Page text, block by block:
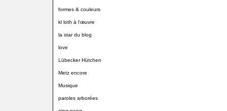
formes & couleurs
kl loth à l'œuvre
la star du blog
love
Lübecker Hütchen
Metz encore
Musique
paroles arborées